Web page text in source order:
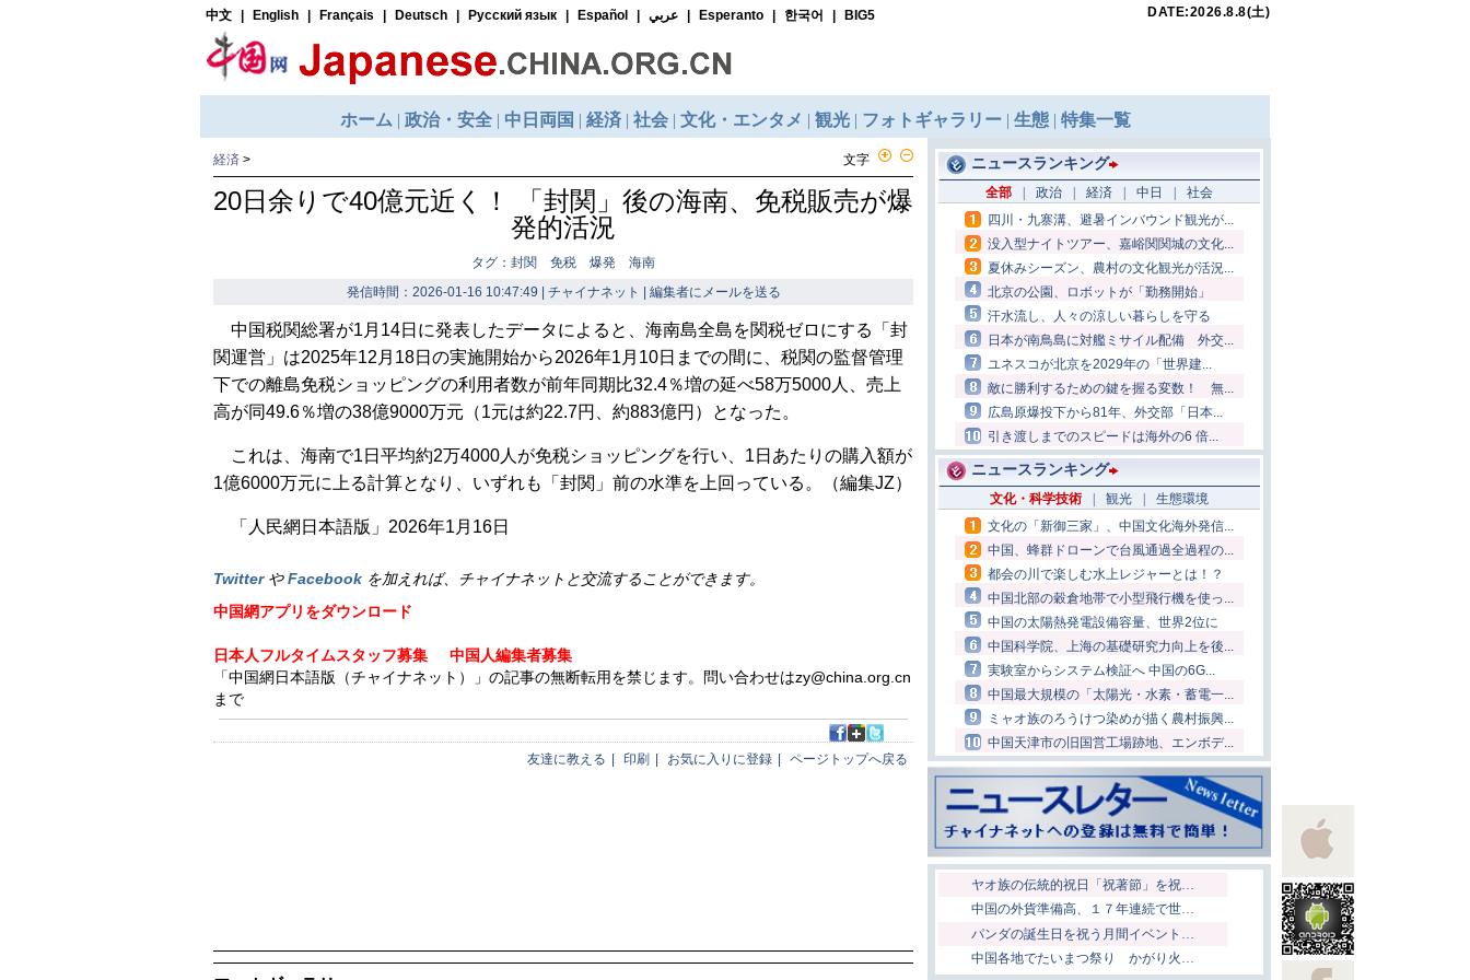
文字
経済 >
20日余りで40億元近く！ 「封関」後の海南、免税販売が爆
発的活況
タグ：封関 免税 爆発 海南
発信時間：2026-01-16 10:47:49 | チャイナネット | 編集者にメールを送る
中国税関総署が1月14日に発表したデータによると、海南島全島を関税ゼロにする「封
関運営」は2025年12月18日の実施開始から2026年1月10日までの間に、税関の監督管理
下での離島免税ショッピングの利用者数が前年同期比32.4％増の延べ58万5000人、売上
高が同49.6％増の38億9000万元（1元は約22.7円、約883億円）となった。
これは、海南で1日平均約2万4000人が免税ショッピングを行い、1日あたりの購入額が
1億6000万元に上る計算となり、いずれも「封関」前の水準を上回っている。（編集JZ）
「人民網日本語版」2026年1月16日
Twitter やFacebook を加えれば、チャイナネットと交流することができます。
中国網アプリをダウンロード
日本人フルタイムスタッフ募集
中国人編集者募集
「中国網日本語版（チャイナネット）」の記事の無断転用を禁じます。問い合わせはzy@china.org.cn
まで
友達に教える 印刷 お気に入りに登録 ページトップへ戻る